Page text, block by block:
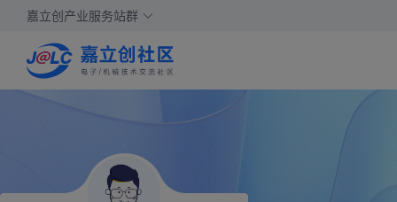
嘉立创产业服务站群